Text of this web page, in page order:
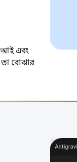
এবং
বোঝার